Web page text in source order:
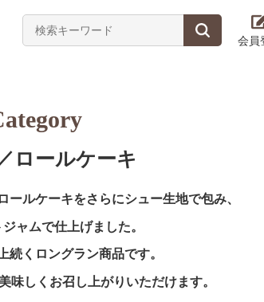
会員
ロールケーキ
ールケーキをさらにシュー生地で包み、
ャムで仕上げました。
続くロングラン商品です。
味しくお召し上がりいただけます。